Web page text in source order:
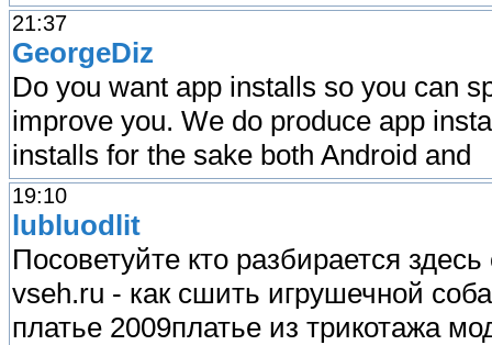
21:37
GeorgeDiz
Do you want app installs so you can
improve you. We do produce app
installs for the sake both Android and
19:10
lubluodlit
Посоветуйте кто разбирается
vseh.ru - как сшить игрушечной
платье 2009платье из трикотажа